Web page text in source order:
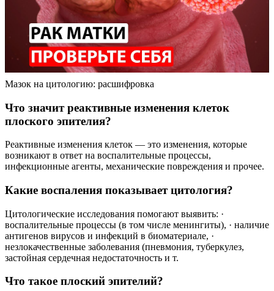
Мазок на цитологию: расшифровка
Что значит реактивные изменения клеток
плоского эпителия?
Реактивные изменения клеток — это изменения, которые
возникают в ответ на воспалительные процессы,
инфекционные агенты, механические повреждения и прочее.
Какие воспаления показывает цитология?
Цитологические исследования помогают выявить: ·
воспалительные процессы (в том числе менингиты), · наличие
антигенов вирусов и инфекций в биоматериале, ·
незлокачественные заболевания (пневмония, туберкулез,
застойная сердечная недостаточность и т.
Что такое плоский эпителий?